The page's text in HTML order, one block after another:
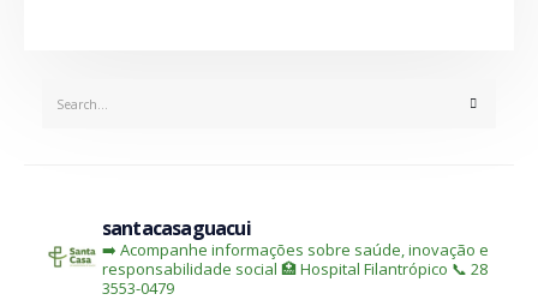
santacasaguacui
➡️ Acompanhe informações sobre saúde, inovação e
responsabilidade social 🏥 Hospital Filantrópico 📞 28
3553-0479